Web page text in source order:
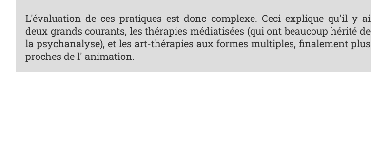
L'évaluation de ces pratiques est donc complexe. Ceci explique qu'il y ai
deux grands courants, les thérapies médiatisées (qui ont beaucoup hérité de
la psychanalyse), et les art-thérapies aux formes multiples, finalement plus
proches de l' animation.